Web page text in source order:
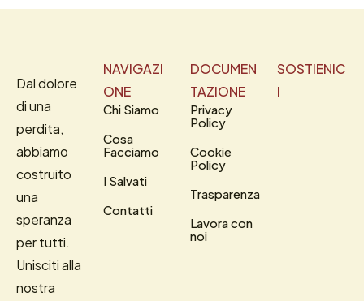
Dal dolore
di una
perdita,
abbiamo
costruito
una
speranza
per tutti.
Unisciti alla
nostra
NAVIGAZI
ONE
Chi Siamo
Cosa
Facciamo
I Salvati
Contatti
DOCUMEN
TAZIONE
Privacy
Policy
Cookie
Policy
Trasparenza
Lavora con
noi
SOSTIENIC
I